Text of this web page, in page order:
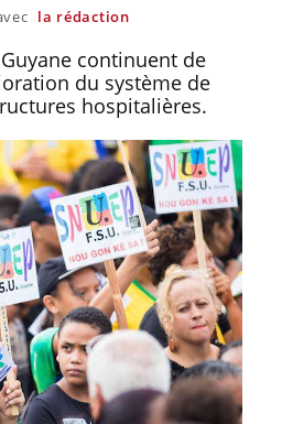
la rédaction
continuent de
du système de
hospitalières.